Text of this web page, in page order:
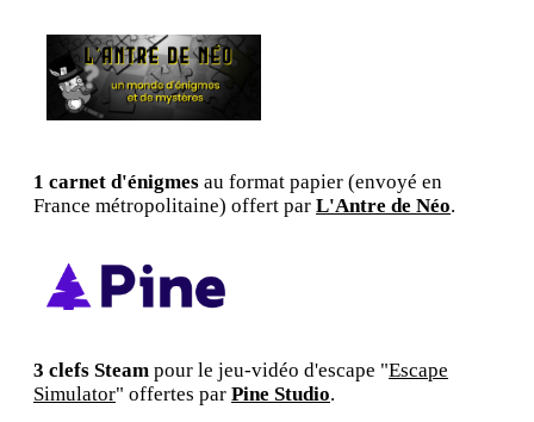
1 carnet d'énigmes au format papier (envoyé en
France métropolitaine) offert par L'Antre de Néo.
3 clefs Steam pour le jeu-vidéo d'escape "Escape
Simulator" offertes par Pine Studio.